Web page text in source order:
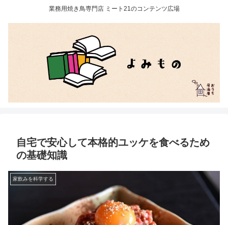
業務用焼き鳥専門店 ミート21のコンテンツ広場
自宅で安心して本格的ユッケを食べるため
の基礎知識
家飲みを科学する